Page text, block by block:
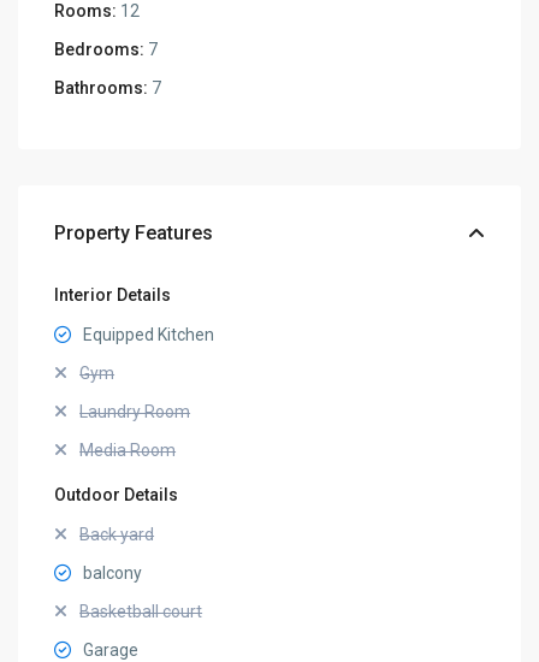
Rooms: 12
Bedrooms: 7
Bathrooms: 7
Property Features
Interior Details
Equipped Kitchen
Gym
Laundry Room
Media Room
Outdoor Details
Back yard
balcony
Basketball court
Garage